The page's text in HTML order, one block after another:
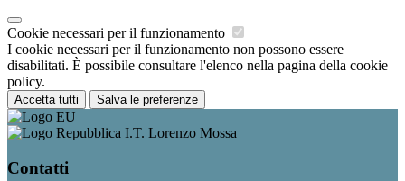
Cookie necessari per il funzionamento
I cookie necessari per il funzionamento non possono essere
disabilitati. È possibile consultare l'elenco nella pagina della cookie
policy.
Accetta tutti Salva le preferenze
I.T. Lorenzo Mossa
Contatti